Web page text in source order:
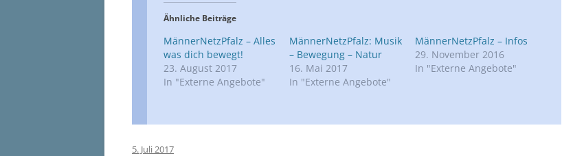
Ähnliche Beiträge
MännerNetzPfalz – Alles
was dich bewegt!
23. August 2017
In "Externe Angebote"
MännerNetzPfalz: Musik
– Bewegung – Natur
16. Mai 2017
In "Externe Angebote"
MännerNetzPfalz – Infos
29. November 2016
In "Externe Angebote"
5. Juli 2017